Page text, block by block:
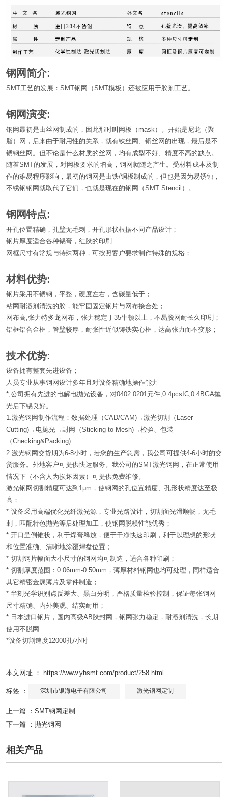
钢网简介:
SMT工艺的发展：SMT钢网（SMT模板）还被应用于胶剂工艺。
钢网演变:
钢网最初是由丝网制成的，因此那时叫网板（ mask ）。开始是尼龙（聚
脂）网，后来由于耐用性的关系，就有铁丝网、铜丝网的出现，最后是不
锈钢丝网。但不论是什么材质的丝网，均有成型不好、精度不高的缺点。
随着SMT的发展，对网板要求的增高，钢网就随之产生。受材料成本及制
作的难易程序影响，最初的钢网是由铁/铜板制成的，但也是因为易锈蚀 ，
不锈钢钢网就取代了它们，也就是现在的钢网（SMT Stencil）。
钢网特点:
开孔位置精确，孔壁无毛刺，开孔形状根据不同产品设计；
钢片厚度适合各种锡膏，红胶的印刷
网框尺寸有常规与特殊两种，可按照客户要求制作特殊的规格；
材料优势:
钢片采用不锈钢，平整，硬度左右，含碳量低于；
粘网耐溶剂清洗的胶，能牢固固定钢片与网布接合处；
网布高,张力特多龙网布，张力稳定于35牛顿以上，不易脱网耐长久印刷；
铝框铝合金框，管壁较厚，耐张性近似铸铁实心框，达高张力而不变形；
技术优势:
设备拥有整套先进设备；
人员专业从事钢网设计多年且对设备精确地操作能力
*,公司拥有先进的电解电抛光设备，对0402 0201元件,0.4pcsIC,0.4BGA抛
光后下锡良好。
1.激光钢网制作流程：数据处理（CAD/CAM)→激光切割（Laser
Cutting)→电抛光→封网（Sticking to Mesh)→检验、包装
（Checking&Packing)
2.激光钢网交货期为6-8小时，若您的生产急需，我公司可提供4-6小时的交
货服务。外地客户可提供快运服务。我公司的SMT激光钢网，在正常使用
情况下（不含人为损坏因素）可提供免费维修。
激光钢网切割精度可达到1μm，使钢网的孔位置精度、孔形状精度达至极
高；
* 设备采用高端优化光纤激光源，专业光路设计，切割面光滑顺畅，无毛
刺，匹配特色抛光等后处理加工，使钢网脱模性能优秀；
* 开口呈倒锥状，利于焊膏释放，便于干净快速印刷，利于以理想的形状
和位置准确、清晰地涂覆焊盘位置；
* 切割钢片幅面大小尺寸的钢网均可制造，适合各种印刷；
* 切割厚度范围：0.06mm-0.50mm，薄厚材料钢网也均可处理，同样适合
其它精密金属薄片及零件制造；
* 半刻光学识别点反差大、黑白分明，严格质量检验控制，保证每张钢网
尺寸精确、内外美观、结实耐用；
* 日本进口钢片，国内高级AB胶封网，钢网张力稳定，耐溶剂清洗，长期
使用不脱网
*设备切割速度12000孔/小时
本文网址 ： https://www.yhsmt.com/product/258.html
标签 ： 深圳市银海电子有限公司 激光钢网定制
上一篇 ： SMT钢网定制
下一篇 ： 抛光钢网
相关产品